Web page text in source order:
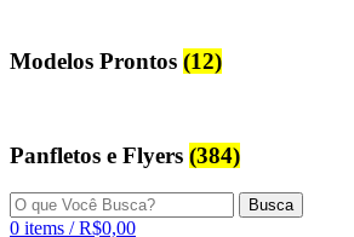
Modelos Prontos (12)
Panfletos e Flyers (384)
Busca
0 items / R$0,00